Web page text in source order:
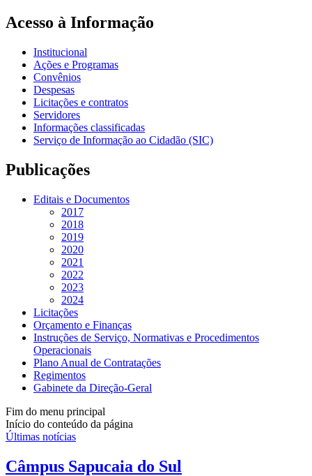
Acesso à Informação
Institucional
Ações e Programas
Convênios
Despesas
Licitações e contratos
Servidores
Informações classificadas
Serviço de Informação ao Cidadão (SIC)
Publicações
Editais e Documentos
2017
2018
2019
2020
2021
2022
2023
2024
Licitações
Orçamento e Finanças
Instruções de Serviço, Normativas e Procedimentos
Operacionais
Plano Anual de Contratações
Regimentos
Gabinete da Direção-Geral
Fim do menu principal
Início do conteúdo da página
Últimas notícias
Câmpus Sapucaia do Sul